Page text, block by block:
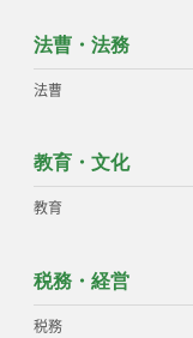
法曹・法務
法曹
教育・文化
教育
税務・経営
税務